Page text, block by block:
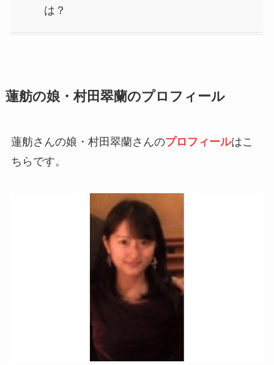
は？
蓮舫の娘・村田翠蘭のプロフィール
蓮舫さんの娘・村田翠蘭さんのプロフィールはこ
ちらです。